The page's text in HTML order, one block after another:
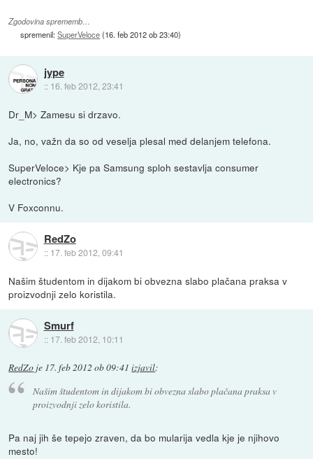
Zgodovina sprememb…
spremenil:SuperVeloce(16. feb 2012 ob 23:40)
jype
:: 16. feb 2012, 23:41
Dr_M> Zamesu si drzavo.
Ja, no, važn da so od veselja plesal med delanjem telefona.
SuperVeloce> Kje pa Samsung sploh sestavlja consumer
electronics?
V Foxconnu.
RedZo
:: 17. feb 2012, 09:41
Našim študentom in dijakom bi obvezna slabo plačana praksa v
proizvodnji zelo koristila.
Smurf
:: 17. feb 2012, 10:11
RedZo je 17. feb 2012 ob 09:41 izjavil:
Našim študentom in dijakom bi obvezna slabo plačana praksa v
proizvodnji zelo koristila.
Pa naj jih še tepejo zraven, da bo mularija vedla kje je njihovo
mesto!